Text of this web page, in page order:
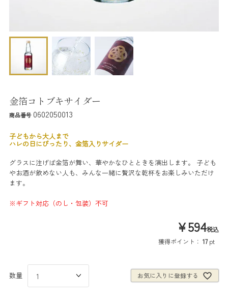
金箔コトブキサイダー
商品番号 0602050013
子どもから大人まで
ハレの日にぴったり、金箔入りサイダー
グラスに注げば金箔が舞い、華やかなひとときを演出します。 子ども
やお酒が飲めない人も、みんな一緒に贅沢な乾杯をお楽しみいただけ
ます。
※ギフト対応（のし・包装）不可
¥594税込
獲得ポイント： 17 pt
お気に入りに登録する